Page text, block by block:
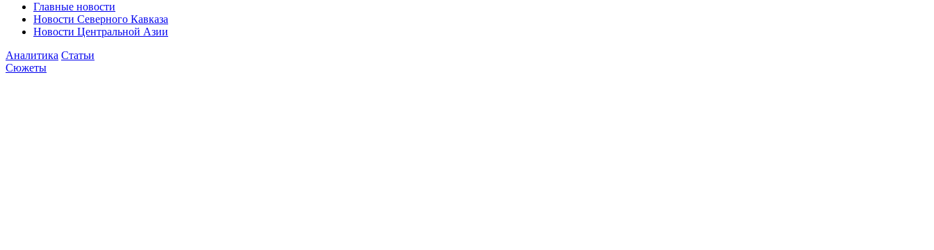
Главные новости
Новости Северного Кавказа
Новости Центральной Азии
Аналитика Статьи
Сюжеты